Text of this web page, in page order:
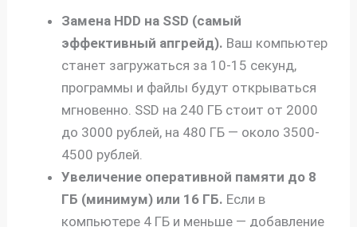
Замена HDD на SSD (самый
эффективный апгрейд). Ваш компьютер
станет загружаться за 10-15 секунд,
программы и файлы будут открываться
мгновенно. SSD на 240 ГБ стоит от 2000
до 3000 рублей, на 480 ГБ — около 3500-
4500 рублей.
Увеличение оперативной памяти до 8
ГБ (минимум) или 16 ГБ. Если в
компьютере 4 ГБ и меньше — добавление